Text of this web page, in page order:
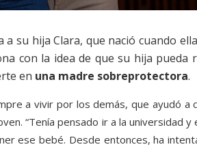
su hija Clara, que nació cuando
con la idea de que su hija
en una madre sobreprotectora.
a vivir por los demás, que ayudó a
“Tenía pensado ir a la universidad
ese bebé. Desde entonces, ha